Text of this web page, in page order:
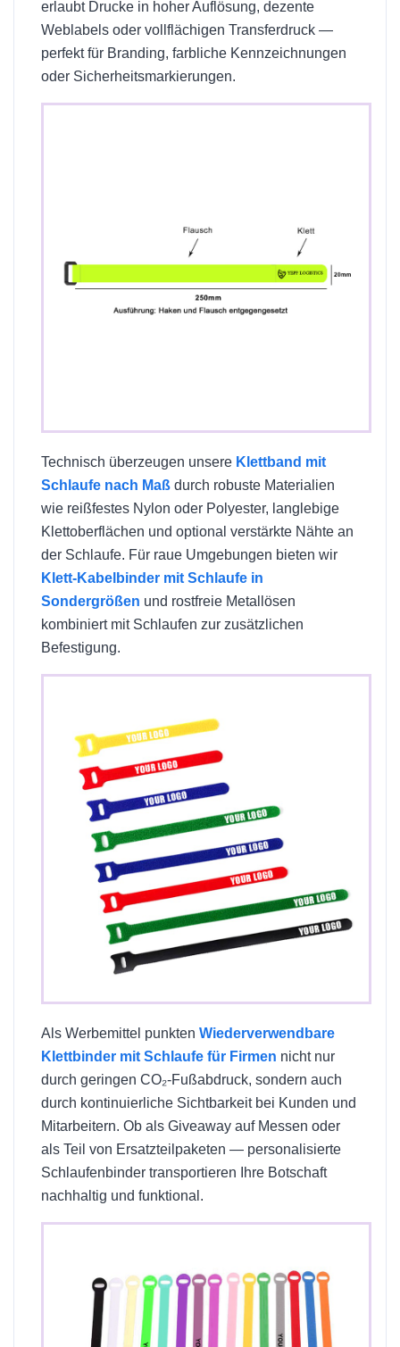
erlaubt Drucke in hoher Auflösung, dezente
Weblabels oder vollflächigen Transferdruck —
perfekt für Branding, farbliche Kennzeichnungen
oder Sicherheitsmarkierungen.
Technisch überzeugen unsere Klettband mit
Schlaufe nach Maß durch robuste Materialien
wie reißfestes Nylon oder Polyester, langlebige
Klettoberflächen und optional verstärkte Nähte an
der Schlaufe. Für raue Umgebungen bieten wir
Klett-Kabelbinder mit Schlaufe in
Sondergrößen und rostfreie Metallösen
kombiniert mit Schlaufen zur zusätzlichen
Befestigung.
Als Werbemittel punkten Wiederverwendbare
Klettbinder mit Schlaufe für Firmen nicht nur
durch geringen CO₂-Fußabdruck, sondern auch
durch kontinuierliche Sichtbarkeit bei Kunden und
Mitarbeitern. Ob als Giveaway auf Messen oder
als Teil von Ersatzteilpaketen — personalisierte
Schlaufenbinder transportieren Ihre Botschaft
nachhaltig und funktional.